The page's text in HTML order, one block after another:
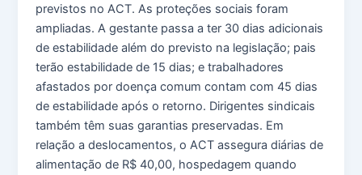
previstos no ACT. As proteções sociais foram
ampliadas. A gestante passa a ter 30 dias adicionais
de estabilidade além do previsto na legislação; pais
terão estabilidade de 15 dias; e trabalhadores
afastados por doença comum contam com 45 dias
de estabilidade após o retorno. Dirigentes sindicais
também têm suas garantias preservadas. Em
relação a deslocamentos, o ACT assegura diárias de
alimentação de R$ 40,00, hospedagem quando